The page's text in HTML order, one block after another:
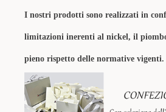
I nostri prodotti sono realizzati in
limitazioni inerenti al nickel, il
pieno rispetto delle normative vigenti.